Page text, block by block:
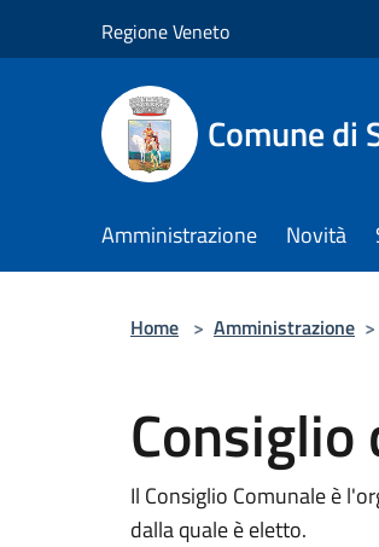
Regione Veneto
Comune di
Amministrazione Novità
Home > Amministrazione >
Consiglio
Il Consiglio Comunale è
dalla quale è eletto.